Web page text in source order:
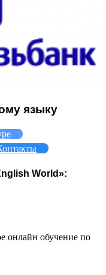
языку
World»:
онлайн обучение по